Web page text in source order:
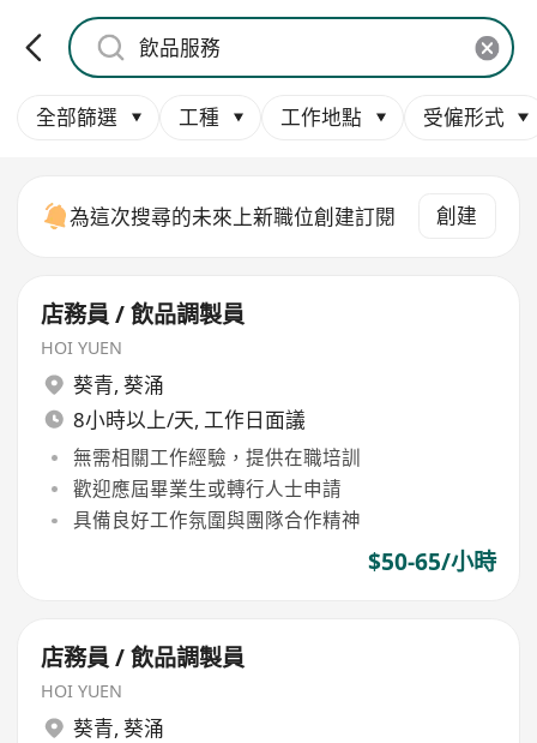
全部篩選 工種 工作地點 受僱形式
為這次搜尋的未來上新職位創建訂閱 創建
店務員 / 飲品調製員
HOI YUEN
葵青, 葵涌
8小時以上/天, 工作日面議
無需相關工作經驗，提供在職培訓
歡迎應屆畢業生或轉行人士申請
具備良好工作氛圍與團隊合作精神
$50-65/小時
店務員 / 飲品調製員
HOI YUEN
葵青, 葵涌